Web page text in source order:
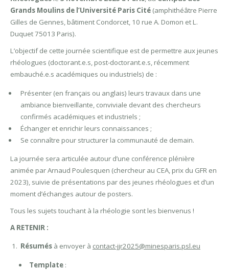
Grands Moulins de l’Université Paris Cité (amphithéâtre Pierre
Gilles de Gennes, bâtiment Condorcet, 10 rue A. Domon et L.
Duquet 75013 Paris).
L’objectif de cette journée scientifique est de permettre aux jeunes
rhéologues (doctorant.e.s, post-doctorant.e.s, récemment
embauché.e.s académiques ou industriels) de :
Présenter (en français ou anglais) leurs travaux dans une
ambiance bienveillante, conviviale devant des chercheurs
confirmés académiques et industriels ;
Échanger et enrichir leurs connaissances ;
Se connaître pour structurer la communauté de demain.
La journée sera articulée autour d’une conférence plénière
animée par Arnaud Poulesquen (chercheur au CEA, prix du GFR en
2023), suivie de présentations par des jeunes rhéologues et d’un
moment d’échanges autour de posters.
Tous les sujets touchant à la rhéologie sont les bienvenus !
A RETENIR :
Résumésà envoyer à contact-jjr2025@minesparis.psl.eu
Template: